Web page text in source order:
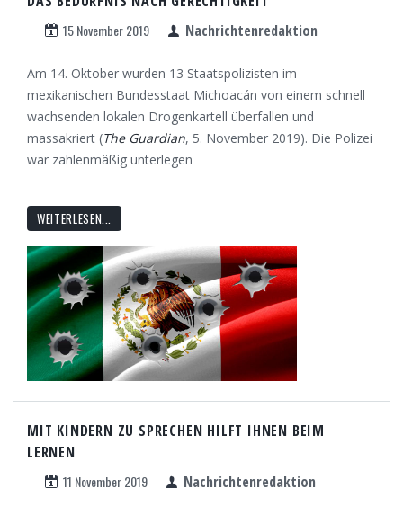
15 November 2019 Nachrichtenredaktion
Am 14. Oktober wurden 13 Staatspolizisten im
mexikanischen Bundesstaat Michoacán von einem schnell
wachsenden lokalen Drogenkartell überfallen und
massakriert (The Guardian, 5. November 2019). Die Polizei
war zahlenmäßig unterlegen
WEITERLESEN...
MIT KINDERN ZU SPRECHEN HILFT IHNEN BEIM
LERNEN
11 November 2019 Nachrichtenredaktion